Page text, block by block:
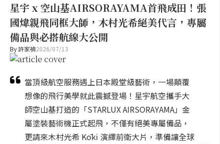
星宇 x 空山基AIRSORAYAMA首飛成田！張
國煒親飛同框大師，木村光希絕美代言，專屬
備品與必搭航線大公開
By許家禎2026/07/13
當頂級航空服務遇上日本殿堂級藝術，一場顛覆
想像的飛行美學就此震撼登場！星宇航空攜手大
師空山基打造的「STARLUX AIRSORAYAMA」金
屬塗裝藝術機正式起飛，不僅有絕美專屬備品，
更請來木村光希 Kōki 演繹前衛大片，準備讓全球